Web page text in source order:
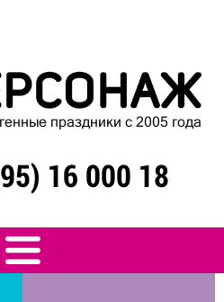
праздники с 2005 года
16 000 18